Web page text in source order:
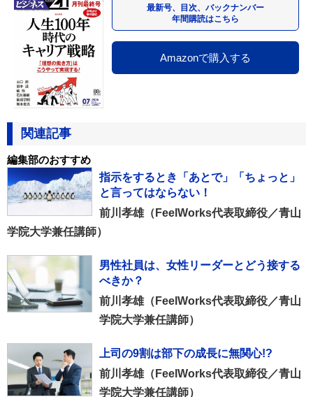
最新号、目次、バックナンバー
年間購読はこちら
Amazonで購入する
関連記事
編集部のおすすめ
指示をするとき「あとで」「ちょっと」
と言ってはならない！
前川孝雄（FeelWorks代表取締役／青山
学院大学兼任講師）
男性社員は、女性リーダーとどう接する
べきか？
前川孝雄（FeelWorks代表取締役／青山
学院大学兼任講師）
上司の9割は部下の成長に無関心!?
前川孝雄（FeelWorks代表取締役／青山
学院大学兼任講師）